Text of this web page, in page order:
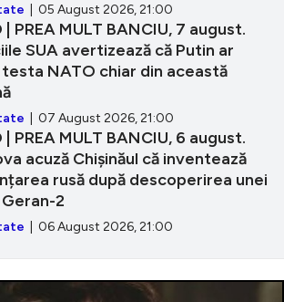
| 05 August 2026, 21:00
| PREA MULT BANCIU, 7 august.
SUA avertizează că Putin ar
NATO chiar din această
| 07 August 2026, 21:00
| PREA MULT BANCIU, 6 august.
acuză Chișinăul că inventează
rusă după descoperirea unei
2
| 06 August 2026, 21:00